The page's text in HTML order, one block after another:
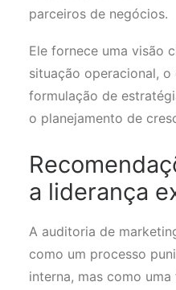
parceiros de negócios.
Ele fornece uma visão
situação operacional,
formulação de
o planejamento de
a liderança
A auditoria de
como um processo
interna, mas como